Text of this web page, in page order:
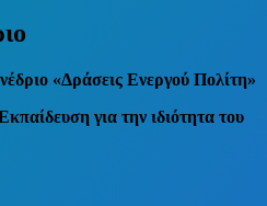
«Δράσεις Ενεργού Πολίτη»
για την ιδιότητα του